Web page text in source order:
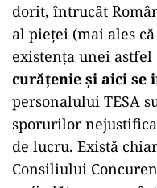
dorit, întrucât
al pieței (mai ales
existența unei
curățenie și aici se
personalului TESA
sporurilor
de lucru. Există
Consiliului